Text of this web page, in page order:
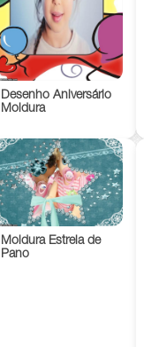
Desenho Aniversário
Moldura
Moldura Estrela de
Pano